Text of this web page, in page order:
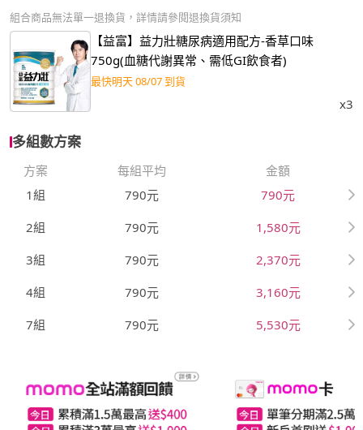
組合商品無法單一退換貨，詳情請參閱退換貨須知
【益富】益力壯糖尿病適用配方-香草口味
750g(血糖代謝異常、需低GI飲食者)
最快明天 08/07 到貨
x3
多組數方案
方案 每組平均
金額
1組
790元
790元
2組
790元
1,580元
3組
790元
2,370元
4組
790元
3,160元
7組
790元 5,530元